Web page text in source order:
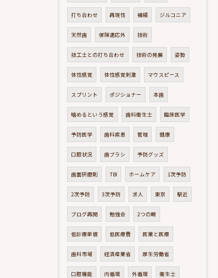
打ち合わせ 再現性 補綴 ジルコニア
天然歯 保険適応外 技術
技工士との打ち合わせ 技術の発展 姿勢
体性感覚 体性感覚刺激 マウスピース
スプリント ポジショナー 本歯
噛めるという感覚 歯科衛生士 臨床医学
予防医学 歯科疾患 管理 健康
口腔状況 歯ブラシ 予防グッズ
歯面研磨剤 TBI ホームケア 1次予防
2次予防 3次予防 求人 東京 駅近
ブログ再開 勉強会 2つの眼
低診療単価 低医療費 医業と医療
歯科市場 経済産業省 厚生労働省
口腔機能 内循環 外循環 衛生士